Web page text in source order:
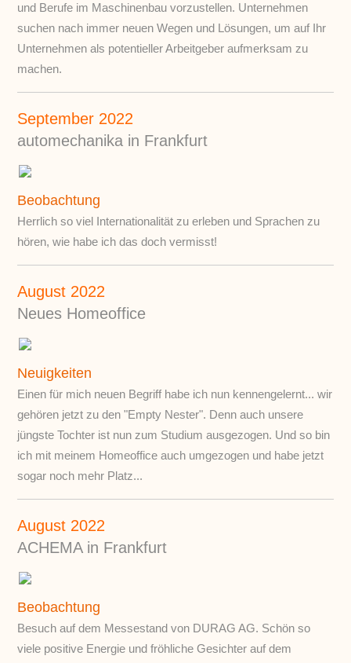
und Berufe im Maschinenbau vorzustellen. Unternehmen
suchen nach immer neuen Wegen und Lösungen, um auf Ihr
Unternehmen als potentieller Arbeitgeber aufmerksam zu
machen.
September 2022
automechanika in Frankfurt
Beobachtung
Herrlich so viel Internationalität zu erleben und Sprachen zu
hören, wie habe ich das doch vermisst!
August 2022
Neues Homeoffice
Neuigkeiten
Einen für mich neuen Begriff habe ich nun kennengelernt... wir
gehören jetzt zu den "Empty Nester". Denn auch unsere
jüngste Tochter ist nun zum Studium ausgezogen. Und so bin
ich mit meinem Homeoffice auch umgezogen und habe jetzt
sogar noch mehr Platz...
August 2022
ACHEMA in Frankfurt
Beobachtung
Besuch auf dem Messestand von DURAG AG. Schön so
viele positive Energie und fröhliche Gesichter auf dem